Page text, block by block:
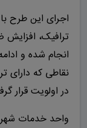
اجرای این طرح
ترافیک، افزایش
انجام شده و
نقاطی که دارای
در اولویت قرار
واحد خدمات